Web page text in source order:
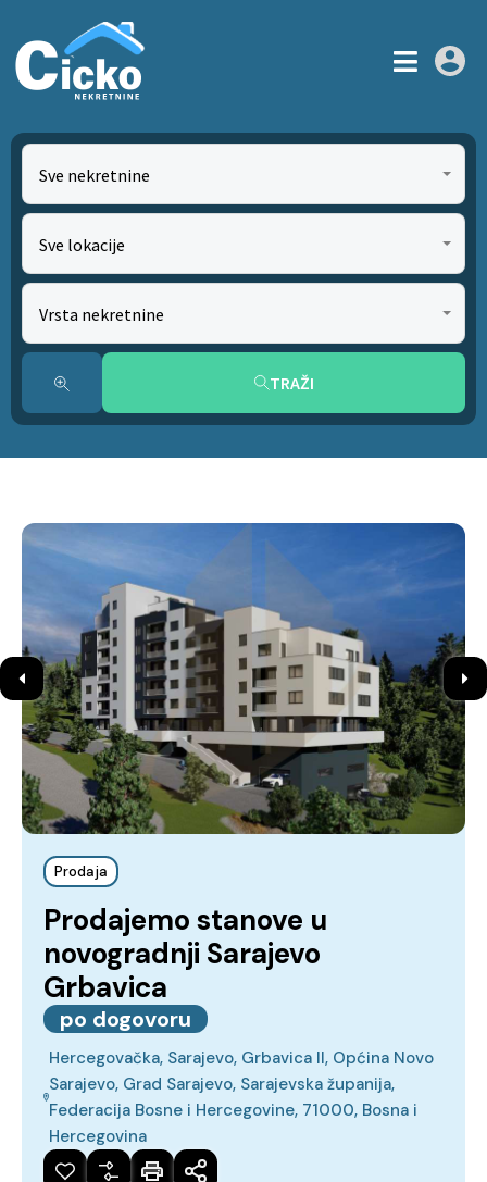
Sve nekretnine
Sve lokacije
Vrsta nekretnine
TRAŽI
Prodaja
Prodajemo stanove u
novogradnji Sarajevo
Grbavica
po dogovoru
Hercegovačka, Sarajevo, Grbavica II, Općina Novo
Sarajevo, Grad Sarajevo, Sarajevska županija,
Federacija Bosne i Hercegovine, 71000, Bosna i
Hercegovina